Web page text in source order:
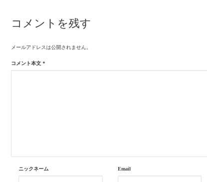
コメントを残す
メールアドレスは公開されません。
コメント本文 *
ニックネーム Email